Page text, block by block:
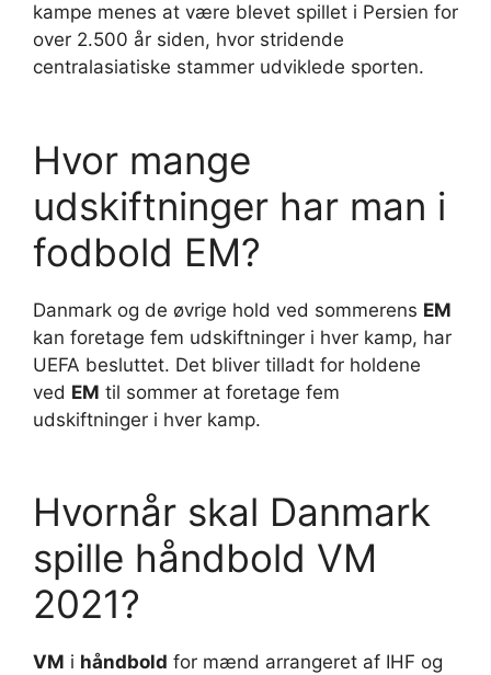
kampe menes at være blevet spillet i Persien for
over 2.500 år siden, hvor stridende
centralasiatiske stammer udviklede sporten.
Hvor mange
udskiftninger har man i
fodbold EM?
Danmark og de øvrige hold ved sommerens EM
kan foretage fem udskiftninger i hver kamp, har
UEFA besluttet. Det bliver tilladt for holdene
ved EM til sommer at foretage fem
udskiftninger i hver kamp.
Hvornår skal Danmark
spille håndbold VM
2021?
VM i håndbold for mænd arrangeret af IHF og